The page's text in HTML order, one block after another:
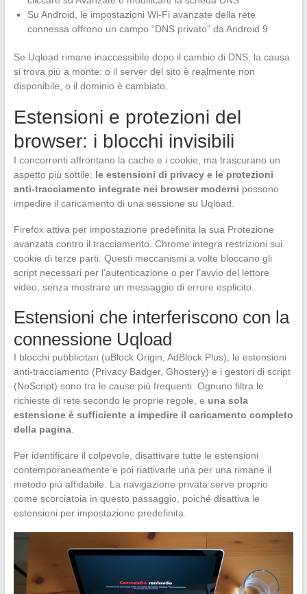
Su Android, le impostazioni Wi-Fi avanzate della rete
connessa offrono un campo “DNS privato” da Android 9
Se Uqload rimane inaccessibile dopo il cambio di DNS, la causa
si trova più a monte: o il server del sito è realmente non
disponibile, o il dominio è cambiato.
Estensioni e protezioni del
browser: i blocchi invisibili
I concorrenti affrontano la cache e i cookie, ma trascurano un
aspetto più sottile: le estensioni di privacy e le protezioni
anti-tracciamento integrate nei browser moderni possono
impedire il caricamento di una sessione su Uqload.
Firefox attiva per impostazione predefinita la sua Protezione
avanzata contro il tracciamento. Chrome integra restrizioni sui
cookie di terze parti. Questi meccanismi a volte bloccano gli
script necessari per l’autenticazione o per l’avvio del lettore
video, senza mostrare un messaggio di errore esplicito.
Estensioni che interferiscono con la
connessione Uqload
I blocchi pubblicitari (uBlock Origin, AdBlock Plus), le estensioni
anti-tracciamento (Privacy Badger, Ghostery) e i gestori di script
(NoScript) sono tra le cause più frequenti. Ognuno filtra le
richieste di rete secondo le proprie regole, e una sola
estensione è sufficiente a impedire il caricamento completo
della pagina.
Per identificare il colpevole, disattivare tutte le estensioni
contemporaneamente e poi riattivarle una per una rimane il
metodo più affidabile. La navigazione privata serve proprio
come scorciatoia in questo passaggio, poiché disattiva le
estensioni per impostazione predefinita.